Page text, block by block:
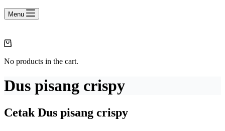
Menu
Shopping
No products in the cart.
Dus pisang crispy
Cetak Dus pisang crispy